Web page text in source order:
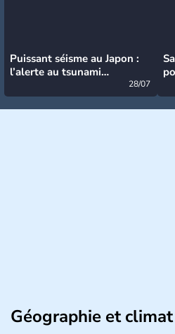
Puissant séisme au Japon :
l’alerte au tsunami
28/07
Géographie et climat